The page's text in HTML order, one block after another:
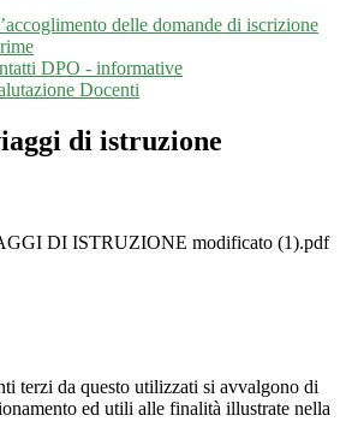
delle domande di iscrizione
DPO - informative
Docenti
di istruzione
DI ISTRUZIONE modificato (1).pdf
terzi da questo utilizzati si avvalgono di
ed utili alle finalità illustrate nella